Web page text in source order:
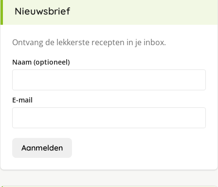
Nieuwsbrief
Ontvang de lekkerste recepten in je inbox.
Naam (optioneel)
E-mail
Aanmelden